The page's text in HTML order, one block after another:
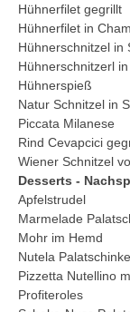
Hühnerfilet gegrillt
Hühnerfilet in
Hühnerschnitzel in
Hühnerschnitzerl
Hühnerspieß
Natur Schnitzel in
Piccata Milanese
Rind Cevapcici
Wiener Schnitzel
Desserts -
Apfelstrudel
Marmelade
Mohr im Hemd
Nutela
Pizzetta Nutellino
Profiteroles